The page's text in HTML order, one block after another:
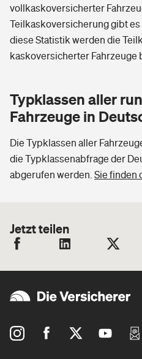
vollkaskoversicherter
Teilkaskoversicherung gibt es
diese Statistik werden die
kaskoversicherter Fahrzeuge
Typklassen aller
Fahrzeuge in
Die Typklassen aller
die Typklassenabfrage der
abgerufen werden. Sie finden
Jetzt teilen